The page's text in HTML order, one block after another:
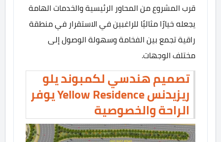
قرب المشروع من المحاور الرئيسية والخدمات الهامة
يجعله خيارًا مثاليًا للراغبين في الاستقرار في منطقة
راقية تجمع بين الفخامة وسهولة الوصول إلى
مختلف الوجهات.
تصميم هندسي لكمبوند يلو
ريزيدنس Yellow Residence يوفر
الراحة والخصوصية